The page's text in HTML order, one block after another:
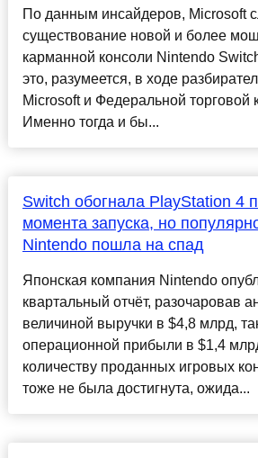
По данным инсайдеров, Microsoft
существование новой и более
карманной консоли Nintendo
это, разумеется, в ходе
Microsoft и Федеральной
Именно тогда и бы...
Switch обогнала PlayStation 4
момента запуска, но
Nintendo пошла на спад
Японская компания Nintendo
квартальный отчёт, разочаровав
величиной выручки в $4,8 млрд,
операционной прибыли в $1,4
количеству проданных игровых
тоже не была достигнута, ожида...